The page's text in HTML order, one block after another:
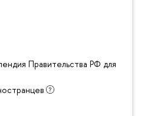
Правительства РФ для